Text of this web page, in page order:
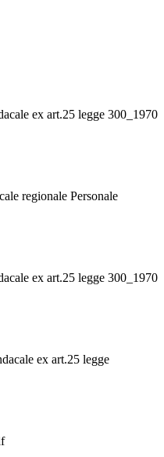
ex art.25 legge 300_1970
regionale Personale
ex art.25 legge 300_1970
ex art.25 legge